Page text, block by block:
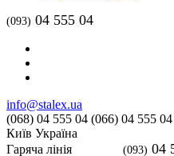
(093) 04 555 04
info@stalex.ua
(068) 04 555 04 (066) 04 555 04
Київ Україна
Гаряча лінія
(093) 04